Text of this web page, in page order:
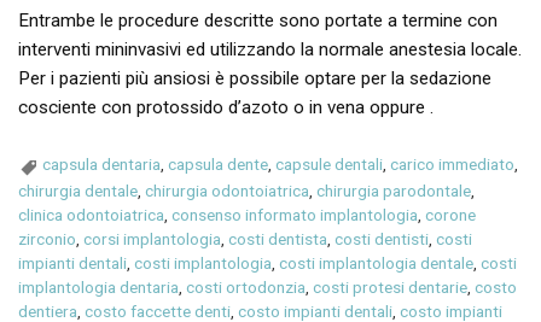
Entrambe le procedure descritte sono portate a termine con
interventi mininvasivi ed utilizzando la normale anestesia locale.
Per i pazienti più ansiosi è possibile optare per la sedazione
cosciente con protossido d’azoto o in vena oppure .
capsula dentaria,capsula dente,capsule dentali,carico immediato,
chirurgia dentale ,chirurgia odontoiatrica ,chirurgia parodontale
clinica odontoiatrica ,consenso informato implantologia ,corone
zirconio ,corsi implantologia ,costi dentista ,costi dentisti ,costi
impianti dentali ,costi implantologia ,costi implantologia dentale ,costi
implantologia dentaria ,costi ortodonzia ,costi protesi dentarie ,costo
dentiera ,costo faccette denti ,costo impianti dentali ,costo impianti